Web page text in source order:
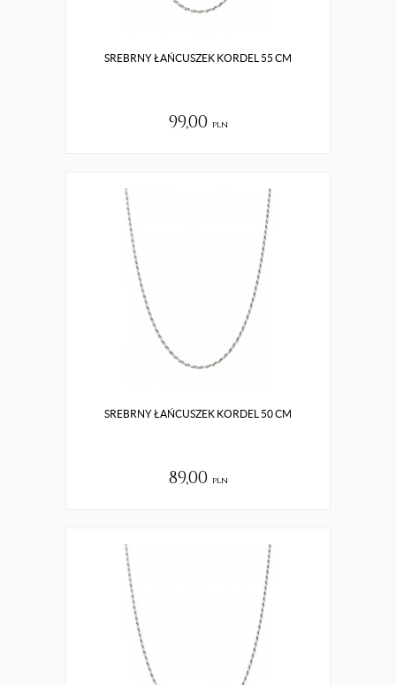
SREBRNY ŁAŃCUSZEK KORDEL 55 CM
99,00 pln
SREBRNY ŁAŃCUSZEK KORDEL 50 CM
89,00 pln